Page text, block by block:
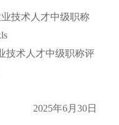
技术人才中级职称
技术人才中级职称评
2025年6月30日